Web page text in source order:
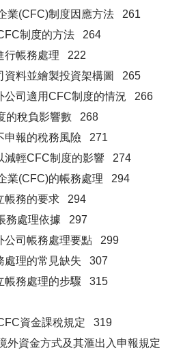
業(CFC)制度因應方法 261
制度的方法 264
行帳務處理 222
資料並繪製投資架構圖 265
公司適用CFC制度的情況 266
的稅負影響數 268
申報的稅務風險 271
減輕CFC制度的影響 274
業(CFC)的帳務處理 294
帳務的要求 294
務處理依據 297
公司帳務處理要點 299
處理的常見缺失 307
帳務處理的步驟 315
資金課稅規定 319
外資金方式及其滙出入申報規定